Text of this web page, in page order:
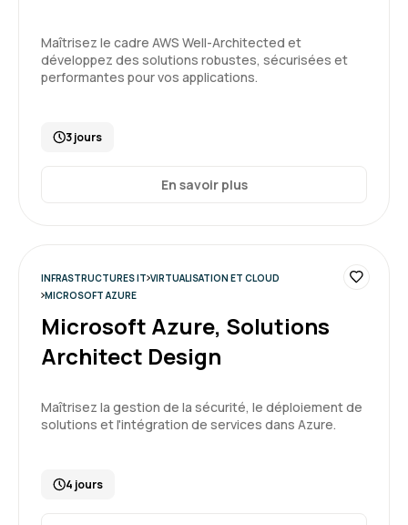
Maîtrisez le cadre AWS Well-Architected et
développez des solutions robustes, sécurisées et
performantes pour vos applications.
3 jours
En savoir plus
INFRASTRUCTURES IT VIRTUALISATION ET CLOUD
MICROSOFT AZURE
Microsoft Azure, Solutions
Architect Design
Maîtrisez la gestion de la sécurité, le déploiement de
solutions et l'intégration de services dans Azure.
4 jours